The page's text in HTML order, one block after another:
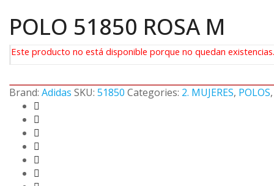
POLO 51850 ROSA M
Este producto no está disponible porque no quedan existencias.
Brand: Adidas SKU: 51850 Categories: 2. MUJERES, POLOS